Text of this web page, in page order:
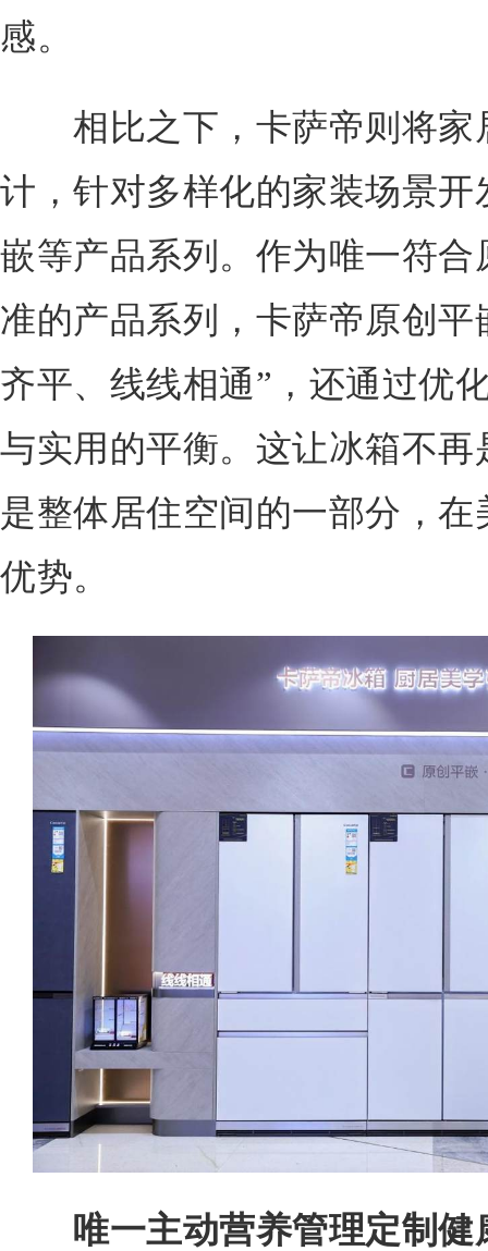
感。
相比之下，卡萨帝则将家
计，针对多样化的家装场景
嵌等产品系列。作为唯一符
准的产品系列，卡萨帝原创
齐平、线线相通”，还通过优
与实用的平衡。这让冰箱不
是整体居住空间的一部分，
优势。
唯一主动营养管理定制健